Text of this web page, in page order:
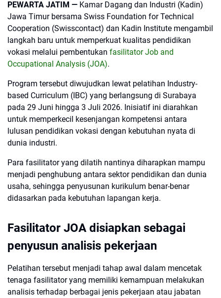
PEWARTA JATIM — Kamar Dagang dan Industri (Kadin)
Jawa Timur bersama Swiss Foundation for Technical
Cooperation (Swisscontact) dan Kadin Institute mengambil
langkah baru untuk memperkuat kualitas pendidikan
vokasi melalui pembentukan fasilitator Job and
Occupational Analysis (JOA).
Program tersebut diwujudkan lewat pelatihan Industry-
based Curriculum (IBC) yang berlangsung di Surabaya
pada 29 Juni hingga 3 Juli 2026. Inisiatif ini diarahkan
untuk memperkecil kesenjangan kompetensi antara
lulusan pendidikan vokasi dengan kebutuhan nyata di
dunia industri.
Para fasilitator yang dilatih nantinya diharapkan mampu
menjadi penghubung antara sektor pendidikan dan dunia
usaha, sehingga penyusunan kurikulum benar-benar
didasarkan pada kebutuhan lapangan kerja.
Fasilitator JOA disiapkan sebagai
penyusun analisis pekerjaan
Pelatihan tersebut menjadi tahap awal dalam mencetak
tenaga fasilitator yang memiliki kemampuan melakukan
analisis terhadap berbagai jenis pekerjaan atau jabatan